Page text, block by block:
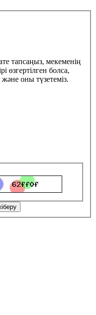
тапсаңыз, мекеменің
өзгертілген болса,
және оны түзетеміз.